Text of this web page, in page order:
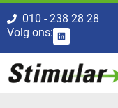
010 - 238 28 28
Volg ons: